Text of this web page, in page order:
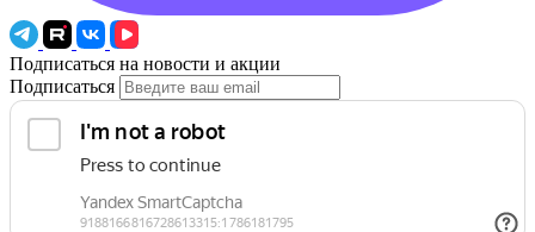
Подписаться на новости и акции
Подписаться